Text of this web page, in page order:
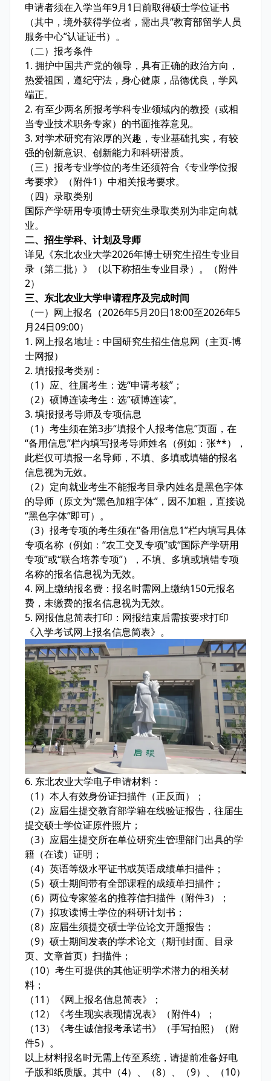
申请者须在入学当年9月1日前取得硕士学位证书
（其中，境外获得学位者，需出具“教育部留学人员
服务中心”认证证书）。
（二）报考条件
1. 拥护中国共产党的领导，具有正确的政治方向，
热爱祖国，遵纪守法，身心健康，品德优良，学风
端正。
2. 有至少两名所报考学科专业领域内的教授（或相
当专业技术职务专家）的书面推荐意见。
3. 对学术研究有浓厚的兴趣，专业基础扎实，有较
强的创新意识、创新能力和科研潜质。
（三）报考专业学位的考生还须符合《专业学位报
考要求》（附件1）中相关报考要求。
（四）录取类别
国际产学研用专项博士研究生录取类别为非定向就
业。
二、招生学科、计划及导师
详见《东北农业大学2026年博士研究生招生专业目
录（第二批）》（以下称招生专业目录）。（附件
2）
三、东北农业大学申请程序及完成时间
（一）网上报名（2026年5月20日18:00至2026年5
月24日09:00）
1. 网上报名地址：中国研究生招生信息网（主页-博
士网报）
2. 填报报考类别：
（1）应、往届考生：选“申请考核”；
（2）硕博连读考生：选“硕博连读”。
3. 填报报考导师及专项信息
（1）考生须在第3步“填报个人报考信息”页面，在
“备用信息”栏内填写报考导师姓名（例如：张**），
此栏仅可填报一名导师，不填、多填或填错的报名
信息视为无效。
（2）定向就业考生不能报考目录内姓名是黑色字体
的导师（原文为“黑色加粗字体”，因不加粗，直接说
“黑色字体”即可）。
（3）报考专项的考生须在“备用信息1”栏内填写具体
专项名称（例如：“农工交叉专项”或“国际产学研用
专项”或“联合培养专项”），不填、多填或填错专项
名称的报名信息视为无效。
4. 网上缴纳报名费：报名时需网上缴纳150元报名
费，未缴费的报名信息视为无效。
5. 网报信息简表打印：网报结束后需按要求打印
《入学考试网上报名信息简表》。
6. 东北农业大学电子申请材料：
（1）本人有效身份证扫描件（正反面）；
（2）应届生提交教育部学籍在线验证报告，往届生
提交硕士学位证原件照片；
（3）应届生提交所在单位研究生管理部门出具的学
籍（在读）证明；
（4）英语等级水平证书或英语成绩单扫描件；
（5）硕士期间带有全部课程的成绩单扫描件；
（6）两位专家签名的推荐信扫描件（附件3）；
（7）拟攻读博士学位的科研计划书；
（8）应届生须提交硕士学位论文开题报告；
（9）硕士期间发表的学术论文（期刊封面、目录
页、文章首页）扫描件；
（10）考生可提供的其他证明学术潜力的相关材
料；
（11）《网上报名信息简表》；
（12）《考生现实表现情况表》（附件4）；
（13）《考生诚信报考承诺书》（手写拍照）（附
件5）。
以上材料报名时无需上传至系统，请提前准备好电
子版和纸质版。其中（4）、（8）、（9）、（10）